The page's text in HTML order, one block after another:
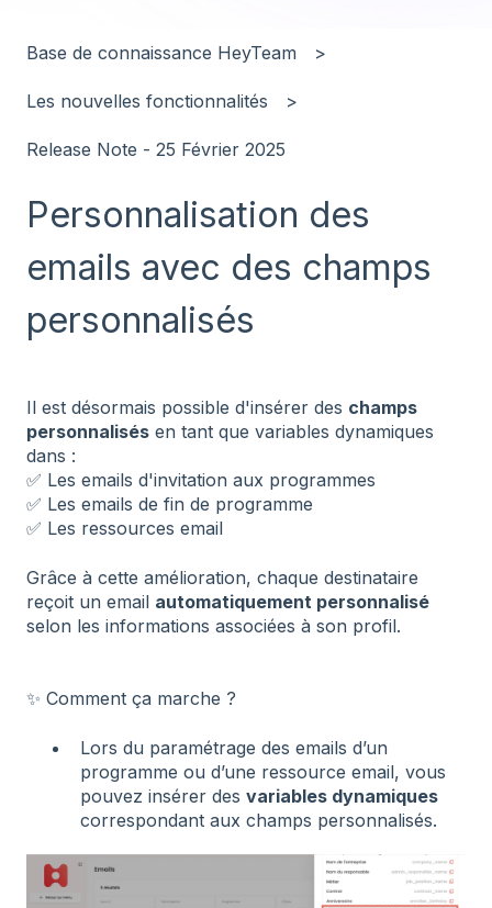
Base de connaissance HeyTeam
Les nouvelles fonctionnalités
Release Note - 25 Février 2025
Personnalisation des
emails avec des champs
personnalisés
Il est désormais possible d'insérer des champs
personnalisés en tant que variables dynamiques
dans :
✅ Les emails d'invitation aux programmes
✅ Les emails de fin de programme
✅ Les ressources email
Grâce à cette amélioration, chaque destinataire
reçoit un email automatiquement personnalisé
selon les informations associées à son profil.
✨ Comment ça marche ?
Lors du paramétrage des emails d’un
programme ou d’une ressource email, vous
pouvez insérer des variables dynamiques
correspondant aux champs personnalisés.